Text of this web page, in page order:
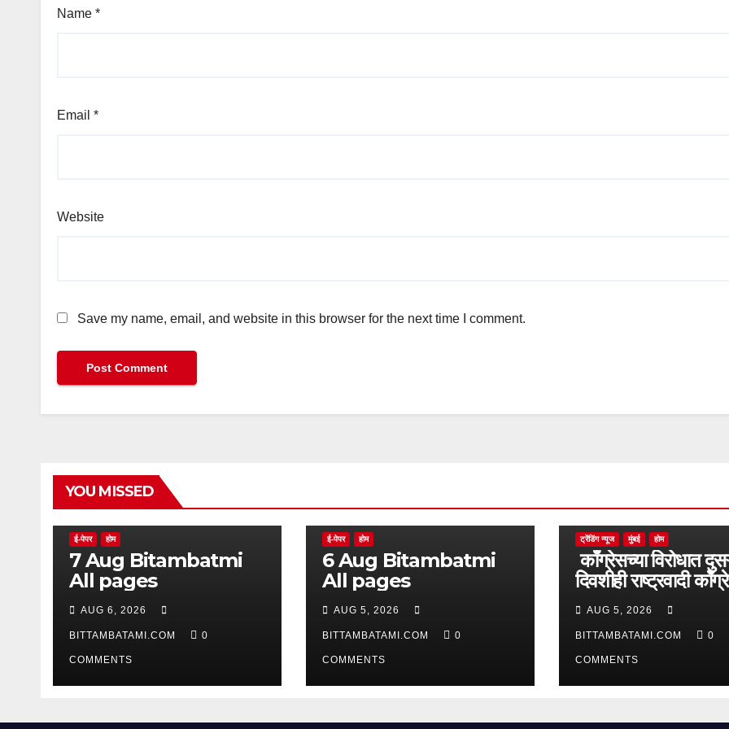
Name *
Email *
Website
Save my name, email, and website in this browser for the next time I comment.
YOU MISSED
ई-पेपर होम
7 Aug Bitambatmi
All pages
AUG 6, 2026
BITTAMBATAMI.COM 0
COMMENTS
ई-पेपर होम
6 Aug Bitambatmi
All pages
AUG 5, 2026
BITTAMBATAMI.COM 0
COMMENTS
ट्रेंडिंग न्यूज मुंबई होम
काँग्रेसच्या विरोधात
दिवशीही राष्ट्रवादी
आक्रमक
AUG 5, 2026
BITTAMBATAMI.COM 0
COMMENTS